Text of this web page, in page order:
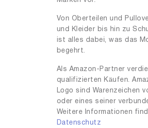
Von Oberteilen und
und Kleider bis hin zu
ist alles dabei, was das
begehrt.
Als Amazon-Partner
qualifizierten Käufen.
Logo sind Warenzeichen
oder eines seiner
Weitere Informationen
Datenschutz